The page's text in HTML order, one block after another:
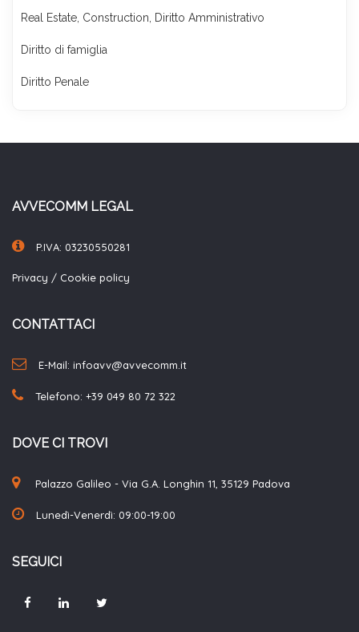
Real Estate, Construction, Diritto Amministrativo
Diritto di famiglia
Diritto Penale
AVVECOMM LEGAL
P.IVA: 03230550281
Privacy / Cookie policy
CONTATTACI
E-Mail: infoavv@avvecomm.it
Telefono: +39 049 80 72 322
DOVE CI TROVI
Palazzo Galileo - Via G.A. Longhin 11, 35129 Padova
Lunedì-Venerdì: 09:00-19:00
SEGUICI